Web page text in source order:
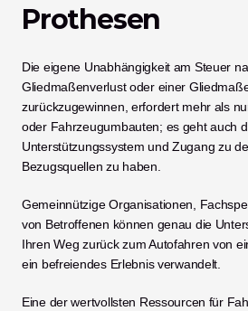
Prothesen
Die eigene Unabhängigkeit am Steuer
Gliedmaßenverlust oder einer
zurückzugewinnen, erfordert mehr als
oder Fahrzeugumbauten; es geht auch
Unterstützungssystem und Zugang zu
Bezugsquellen zu haben.
Gemeinnützige Organisationen,
von Betroffenen können genau die
Ihren Weg zurück zum Autofahren von
ein befreiendes Erlebnis verwandelt.
Eine der wertvollsten Ressourcen für